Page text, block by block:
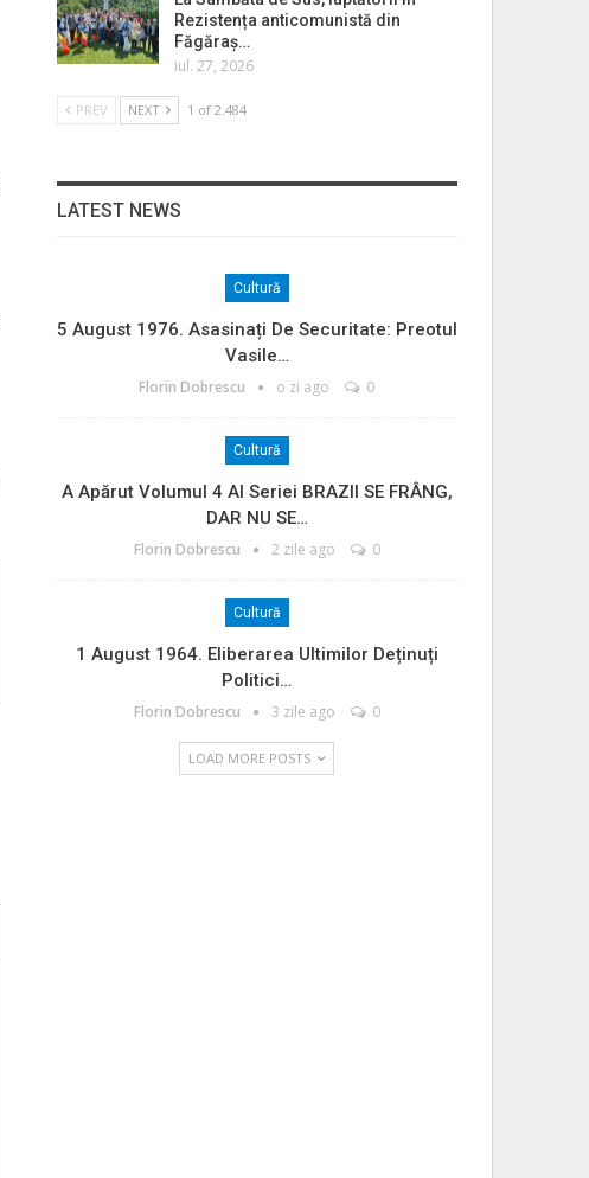
Rezistența anticomunistă din
Făgăraș…
iul. 27, 2026
PREV NEXT 1 of 2.484
LATEST NEWS
Cultură
5 August 1976. Asasinați De Securitate: Preotul
Vasile…
Florin Dobrescu o zi ago 0
Cultură
A Apărut Volumul 4 Al Seriei BRAZII SE FRÂNG,
DAR NU SE…
Florin Dobrescu 2 zile ago 0
Cultură
1 August 1964. Eliberarea Ultimilor Deținuți
Politici…
Florin Dobrescu 3 zile ago 0
LOAD MORE POSTS